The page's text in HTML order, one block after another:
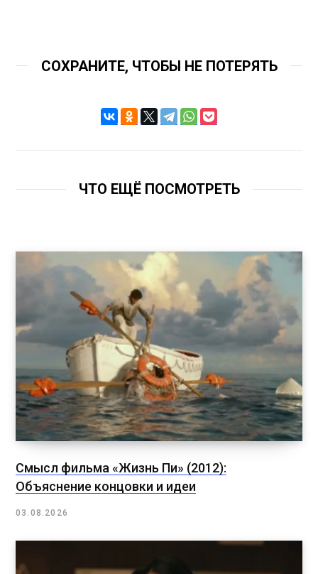
СОХРАНИТЕ, ЧТОБЫ НЕ ПОТЕРЯТЬ
ЧТО ЕЩЁ ПОСМОТРЕТЬ
Смысл фильма «Жизнь Пи» (2012):
Объяснение концовки и идеи
03.08.2026